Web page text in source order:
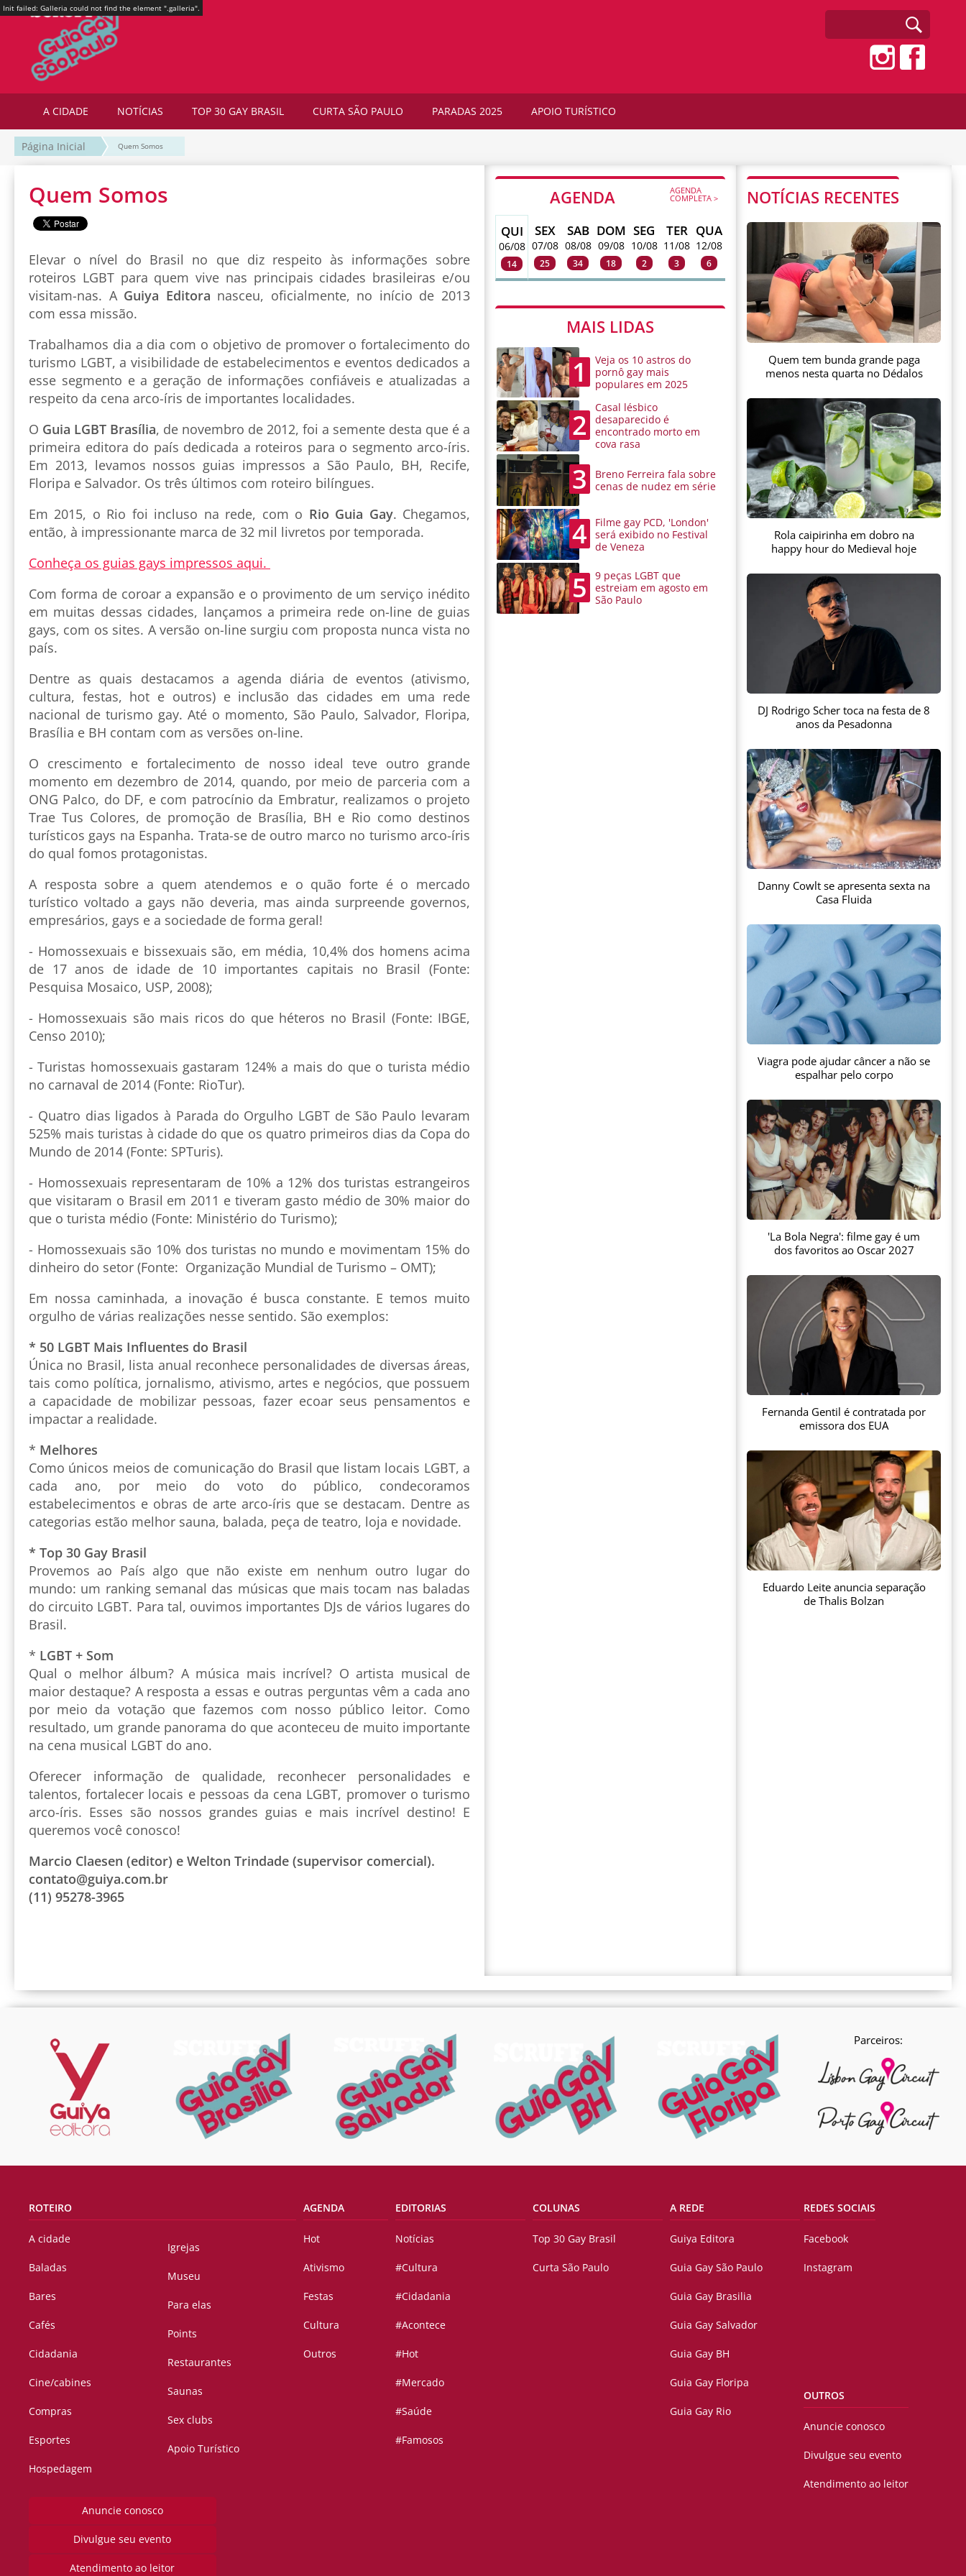
A CIDADE NOTÍCIAS TOP 30 GAY BRASIL CURTA SÃO PAULO PARADAS 2025 APOIO TURÍSTICO
Página Inicial Quem Somos
Quem Somos
Elevar o nível do Brasil no que diz respeito às informações sobre
roteiros LGBT para quem vive nas principais cidades brasileiras e/ou
visitam-nas. A Guiya Editora nasceu, oficialmente, no início de 2013
com essa missão.
Trabalhamos dia a dia com o objetivo de promover o fortalecimento do
turismo LGBT, a visibilidade de estabelecimentos e eventos dedicados a
esse segmento e a geração de informações confiáveis e atualizadas a
respeito da cena arco-íris de importantes localidades.
O Guia LGBT Brasília, de novembro de 2012, foi a semente desta que é a
primeira editora do país dedicada a roteiros para o segmento arco-íris.
Em 2013, levamos nossos guias impressos a São Paulo, BH, Recife,
Floripa e Salvador. Os três últimos com roteiro bilíngues.
Em 2015, o Rio foi incluso na rede, com o Rio Guia Gay. Chegamos,
então, à impressionante marca de 32 mil livretos por temporada.
Conheça os guias gays impressos aqui.
Com forma de coroar a expansão e o provimento de um serviço inédito
em muitas dessas cidades, lançamos a primeira rede on-line de guias
gays, com os sites. A versão on-line surgiu com proposta nunca vista no
país.
Dentre as quais destacamos a agenda diária de eventos (ativismo,
cultura, festas, hot e outros) e inclusão das cidades em uma rede
nacional de turismo gay. Até o momento, São Paulo, Salvador, Floripa,
Brasília e BH contam com as versões on-line.
O crescimento e fortalecimento de nosso ideal teve outro grande
momento em dezembro de 2014, quando, por meio de parceria com a
ONG Palco, do DF, e com patrocínio da Embratur, realizamos o projeto
Trae Tus Colores, de promoção de Brasília, BH e Rio como destinos
turísticos gays na Espanha. Trata-se de outro marco no turismo arco-íris
do qual fomos protagonistas.
A resposta sobre a quem atendemos e o quão forte é o mercado
turístico voltado a gays não deveria, mas ainda surpreende governos,
empresários, gays e a sociedade de forma geral!
- Homossexuais e bissexuais são, em média, 10,4% dos homens acima
de 17 anos de idade de 10 importantes capitais no Brasil (Fonte:
Pesquisa Mosaico, USP, 2008);
- Homossexuais são mais ricos do que héteros no Brasil (Fonte: IBGE,
Censo 2010);
- Turistas homossexuais gastaram 124% a mais do que o turista médio
no carnaval de 2014 (Fonte: RioTur).
- Quatro dias ligados à Parada do Orgulho LGBT de São Paulo levaram
525% mais turistas à cidade do que os quatro primeiros dias da Copa do
Mundo de 2014 (Fonte: SPTuris).
- Homossexuais representaram de 10% a 12% dos turistas estrangeiros
que visitaram o Brasil em 2011 e tiveram gasto médio de 30% maior do
que o turista médio (Fonte: Ministério do Turismo);
- Homossexuais são 10% dos turistas no mundo e movimentam 15% do
dinheiro do setor (Fonte: Organização Mundial de Turismo – OMT);
Em nossa caminhada, a inovação é busca constante. E temos muito
orgulho de várias realizações nesse sentido. São exemplos:
* 50 LGBT Mais Influentes do Brasil
Única no Brasil, lista anual reconhece personalidades de diversas áreas,
tais como política, jornalismo, ativismo, artes e negócios, que possuem
a capacidade de mobilizar pessoas, fazer ecoar seus pensamentos e
impactar a realidade.
* Melhores
Como únicos meios de comunicação do Brasil que listam locais LGBT, a
cada ano, por meio do voto do público, condecoramos
estabelecimentos e obras de arte arco-íris que se destacam. Dentre as
categorias estão melhor sauna, balada, peça de teatro, loja e novidade.
* Top 30 Gay Brasil
Provemos ao País algo que não existe em nenhum outro lugar do
mundo: um ranking semanal das músicas que mais tocam nas baladas
do circuito LGBT. Para tal, ouvimos importantes DJs de vários lugares do
Brasil.
* LGBT + Som
Qual o melhor álbum? A música mais incrível? O artista musical de
maior destaque? A resposta a essas e outras perguntas vêm a cada ano
por meio da votação que fazemos com nosso público leitor. Como
resultado, um grande panorama do que aconteceu de muito importante
na cena musical LGBT do ano.
Oferecer informação de qualidade, reconhecer personalidades e
talentos, fortalecer locais e pessoas da cena LGBT, promover o turismo
arco-íris. Esses são nossos grandes guias e mais incrível destino! E
queremos você conosco!
Marcio Claesen (editor) e Welton Trindade (supervisor comercial).
contato@guiya.com.br
(11) 95278-3965
AGENDA AGENDA
COMPLETA >
QUI
06/08
14
SEX
07/08
25
SAB
08/08
34
DOM
09/08
18
SEG
10/08
2
TER
11/08
3
QUA
12/08
6
MAIS LIDAS
1
Veja os 10 astros do
pornô gay mais
populares em 2025
2
Casal lésbico
desaparecido é
encontrado morto em
cova rasa
3
Breno Ferreira fala sobre
cenas de nudez em série
4
Filme gay PCD, 'London'
será exibido no Festival
de Veneza
5
9 peças LGBT que
estreiam em agosto em
São Paulo
NOTÍCIAS RECENTES
Quem tem bunda grande paga
menos nesta quarta no Dédalos
Rola caipirinha em dobro na
happy hour do Medieval hoje
DJ Rodrigo Scher toca na festa de 8
anos da Pesadonna
Danny Cowlt se apresenta sexta na
Casa Fluida
Viagra pode ajudar câncer a não se
espalhar pelo corpo
'La Bola Negra': filme gay é um
dos favoritos ao Oscar 2027
Fernanda Gentil é contratada por
emissora dos EUA
Eduardo Leite anuncia separação
de Thalis Bolzan
Parceiros:
ROTEIRO
A cidade
Baladas
Bares
Cafés
Cidadania
Cine/cabines
Compras
Esportes
Hospedagem
Igrejas
Museu
Para elas
Points
Restaurantes
Saunas
Sex clubs
Apoio Turístico
Anuncie conosco
Divulgue seu evento
Atendimento ao leitor
AGENDA
Hot
Ativismo
Festas
Cultura
Outros
EDITORIAS
Notícias
#Cultura
#Cidadania
#Acontece
#Hot
#Mercado
#Saúde
#Famosos
COLUNAS
Top 30 Gay Brasil
Curta São Paulo
A REDE
Guiya Editora
Guia Gay São Paulo
Guia Gay Brasilia
Guia Gay Salvador
Guia Gay BH
Guia Gay Floripa
Guia Gay Rio
REDES SOCIAIS
Facebook
Instagram
OUTROS
Anuncie conosco
Divulgue seu evento
Atendimento ao leitor
Init failed: Galleria could not find the element ".galleria".